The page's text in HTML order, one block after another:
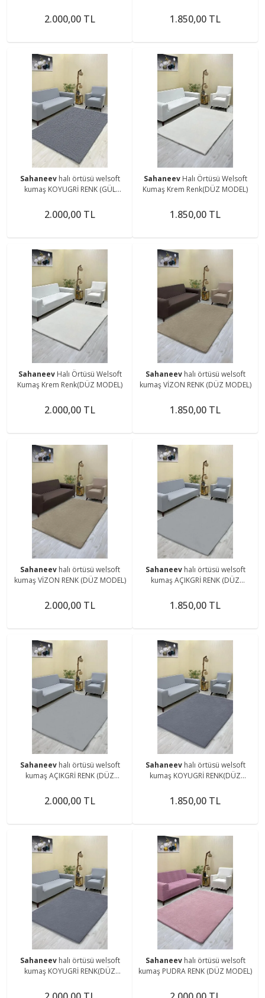
2.000,00 TL 1.850,00 TL
Sahaneev halı örtüsü welsoft
kumaş KOYUGRİ RENK (GÜL
2.000,00 TL
Sahaneev Halı Örtüsü Welsoft
Kumaş Krem Renk(DÜZ MODEL)
1.850,00 TL
Sahaneev Halı Örtüsü Welsoft
Kumaş Krem Renk(DÜZ MODEL)
2.000,00 TL
Sahaneev halı örtüsü welsoft
kumaş VİZON RENK (DÜZ MODEL)
1.850,00 TL
Sahaneev halı örtüsü welsoft
kumaş VİZON RENK (DÜZ MODEL)
2.000,00 TL
Sahaneev halı örtüsü welsoft
kumaş AÇIKGRİ RENK (DÜZ
1.850,00 TL
Sahaneev halı örtüsü welsoft
kumaş AÇIKGRİ RENK (DÜZ
2.000,00 TL
Sahaneev halı örtüsü welsoft
kumaş KOYUGRİ RENK(DÜZ
1.850,00 TL
Sahaneev halı örtüsü welsoft
kumaş KOYUGRİ RENK(DÜZ
Sahaneev halı örtüsü welsoft
kumaş PUDRA RENK (DÜZ MODEL)